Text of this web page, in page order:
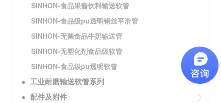
SINHON-食品果酱饮料输送软管
SINHON-食品级pu透明钢丝平滑管
SINHON-无菌食品牛奶输送管
SINHON-无塑化剂食品级软管
SINHON-食品级pu透明软管
● 工业耐磨输送软管系列
● 配件及附件